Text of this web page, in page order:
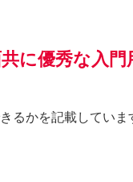
に優秀な入
るかを記載していま